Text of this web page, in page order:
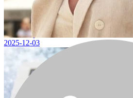
Le Bitcoin atteint un nouveau record
sont-ils à portée de main ?
2025-12-03